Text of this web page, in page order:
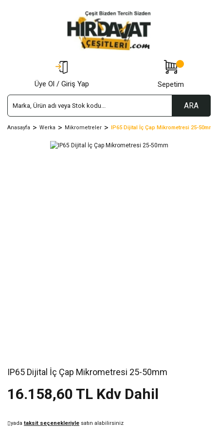
ARA
Üye Ol / Giriş Yap Sepetim
Anasayfa Werka Mikrometreler IP65 Dijital İç Çap Mikrometresi 25-50mm
IP65 Dijital İç Çap Mikrometresi 25-50mm
16.158,60 TL Kdv Dahil
yada taksit seçenekleriyle satın alabilirsiniz